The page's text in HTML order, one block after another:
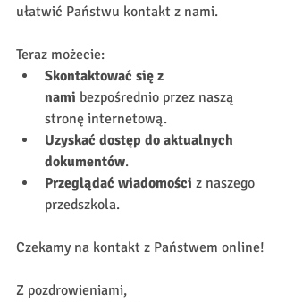
ułatwić Państwu kontakt z nami.
Teraz możecie:
Skontaktować się z
nami bezpośrednio przez naszą
stronę internetową.
Uzyskać dostęp do aktualnych
dokumentów.
Przeglądać wiadomości z naszego
przedszkola.
Czekamy na kontakt z Państwem online!
Z pozdrowieniami,